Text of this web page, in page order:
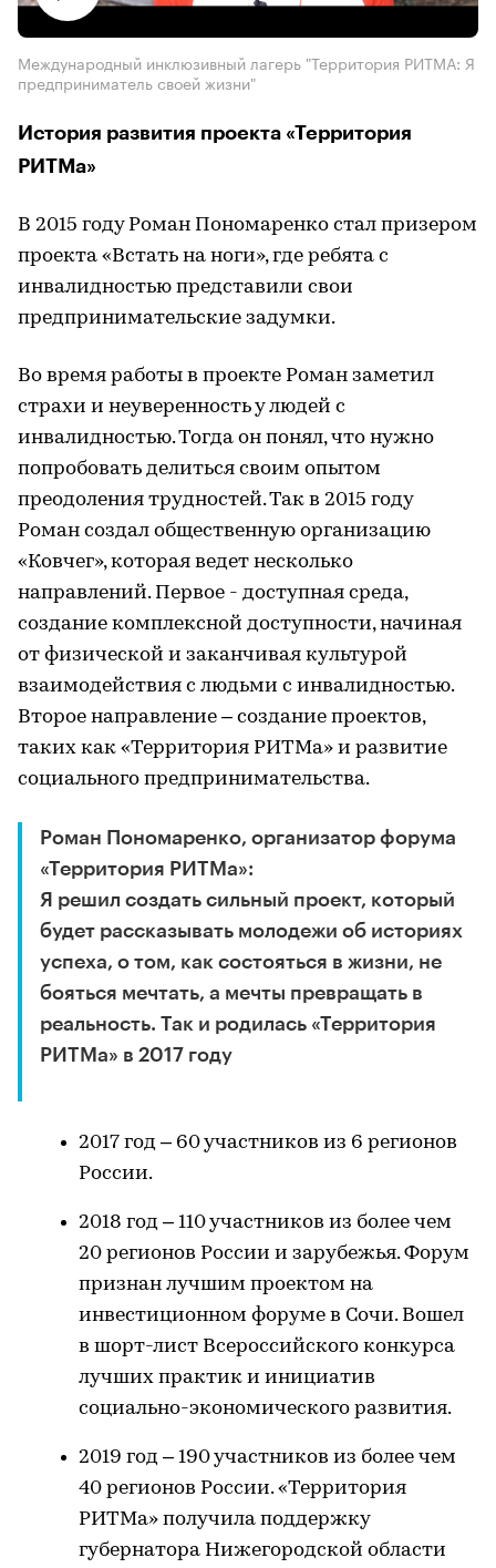
Международный инклюзивный лагерь "Территория РИТМА: Я
предприниматель своей жизни"
История развития проекта «Территория
РИТМа»
В 2015 году Роман Пономаренко стал призером
проекта «Встать на ноги», где ребята с
инвалидностью представили свои
предпринимательские задумки.
Во время работы в проекте Роман заметил
страхи и неуверенность у людей с
инвалидностью. Тогда он понял, что нужно
попробовать делиться своим опытом
преодоления трудностей. Так в 2015 году
Роман создал общественную организацию
«Ковчег», которая ведет несколько
направлений. Первое - доступная среда,
создание комплексной доступности, начиная
от физической и заканчивая культурой
взаимодействия с людьми с инвалидностью.
Второе направление – создание проектов,
таких как «Территория РИТМа» и развитие
социального предпринимательства.
Роман Пономаренко, организатор форума
«Территория РИТМа»:
Я решил создать сильный проект, который
будет рассказывать молодежи об историях
успеха, о том, как состояться в жизни, не
бояться мечтать, а мечты превращать в
реальность. Так и родилась «Территория
РИТМа» в 2017 году
2017 год – 60 участников из 6 регионов
России.
2018 год – 110 участников из более чем
20 регионов России и зарубежья. Форум
признан лучшим проектом на
инвестиционном форуме в Сочи. Вошел
в шорт-лист Всероссийского конкурса
лучших практик и инициатив
социально-экономического развития.
2019 год – 190 участников из более чем
40 регионов России. «Территория
РИТМа» получила поддержку
губернатора Нижегородской области